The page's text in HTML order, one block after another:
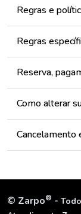
Regras e
Regras
Reserva,
Como alterar
Cancelamento
© Zarpo® -